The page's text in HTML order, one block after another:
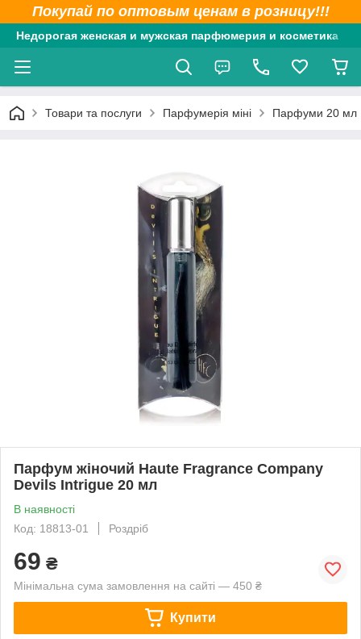
Покупай по оптовым ценам в розницу!!!
Недорогая женская и мужская парфюмерия и косметика
Товари та послуги Парфумерія міні Парфуми 20 мл
Парфум жіночий Haute Fragrance Company
Devils Intrigue 20 мл
В наявності
Код: 18813-01
Роздріб
69 ₴
Мінімальна сума замовлення на сайті — 450 ₴
Купити